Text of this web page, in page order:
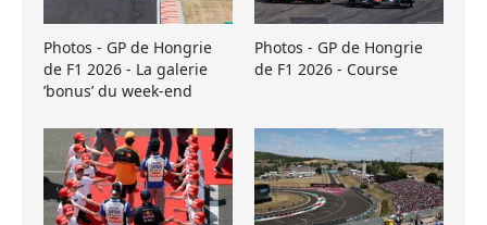
Photos - GP de Hongrie
de F1 2026 - La galerie
’bonus’ du week-end
Photos - GP de Hongrie
de F1 2026 - Course